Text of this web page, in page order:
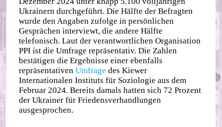
Ukrainern durchgeführt. Die Hälfte der Befragten
wurde den Angaben zufolge in persönlichen
Gesprächen interviewt, die andere Hälfte
telefonisch. Laut der verantwortlichen Organisation
PPI ist die Umfrage repräsentativ. Die Zahlen
bestätigen die Ergebnisse einer ebenfalls
repräsentativenUmfrage des Kiewer
Internationalen Instituts für Soziologie aus dem
Februar 2024. Bereits damals hatten sich 72 Prozent
der Ukrainer für Friedensverhandlungen
ausgesprochen.